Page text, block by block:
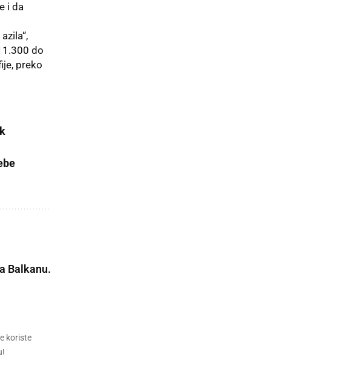
i da
do
preko
Balkanu.
koriste